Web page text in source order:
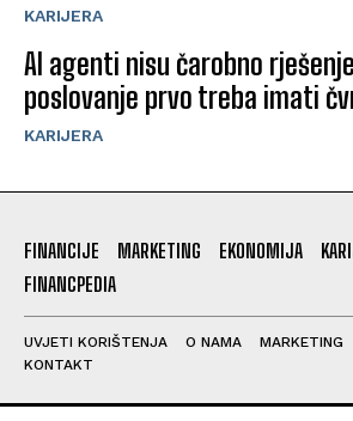
KARIJERA
AI agenti nisu čarobno
poslovanje prvo treba imati
KARIJERA
FINANCIJE MARKETING EKONOMIJA
FINANCPEDIA
UVJETI KORIŠTENJA O NAMA MARKETING
KONTAKT